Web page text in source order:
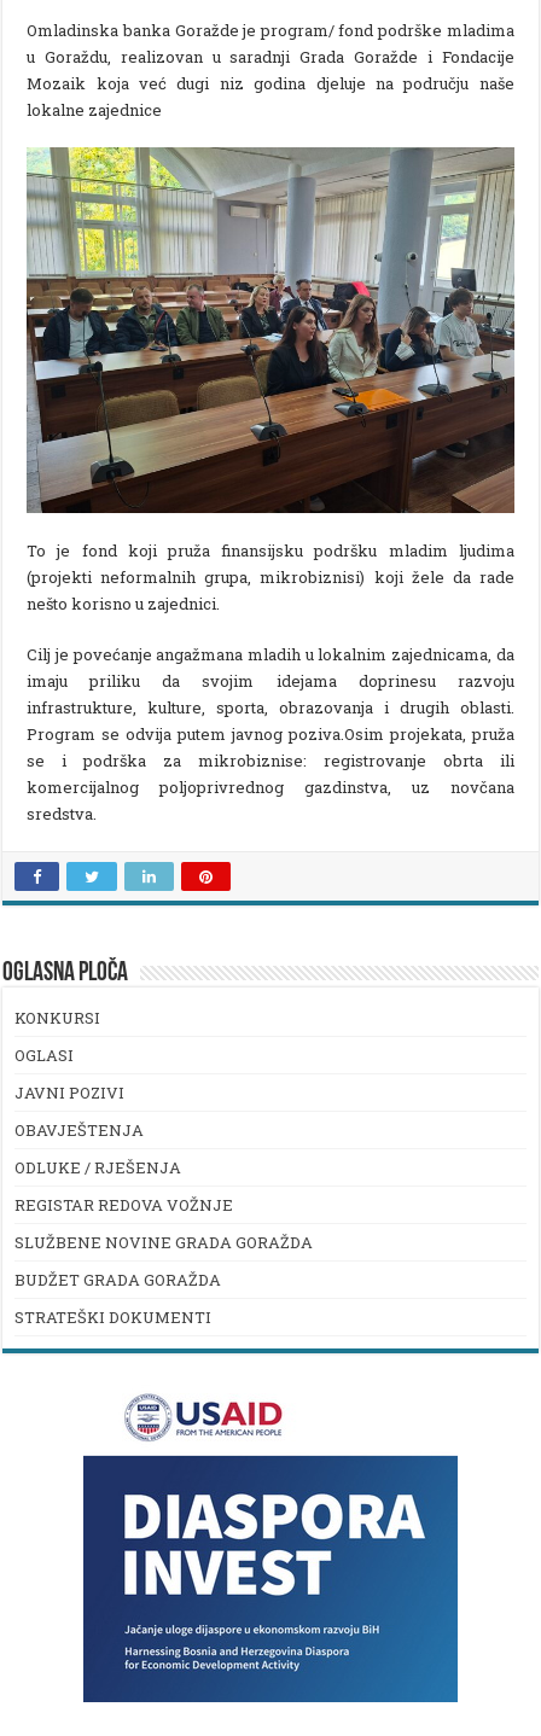
Omladinska banka Goražde je program/ fond podrške mladima
u Goraždu, realizovan u saradnji Grada Goražde i Fondacije
Mozaik koja već dugi niz godina djeluje na području naše
lokalne zajednice
To je fond koji pruža finansijsku podršku mladim ljudima
(projekti neformalnih grupa, mikrobiznisi) koji žele da rade
nešto korisno u zajednici.
Cilj je povećanje angažmana mladih u lokalnim zajednicama, da
imaju priliku da svojim idejama doprinesu razvoju
infrastrukture, kulture, sporta, obrazovanja i drugih oblasti.
Program se odvija putem javnog poziva.Osim projekata, pruža
se i podrška za mikrobiznise: registrovanje obrta ili
komercijalnog poljoprivrednog gazdinstva, uz novčana
sredstva.
OGLASNA PLOČA
KONKURSI
OGLASI
JAVNI POZIVI
OBAVJEŠTENJA
ODLUKE / RJEŠENJA
REGISTAR REDOVA VOŽNJE
SLUŽBENE NOVINE GRADA GORAŽDA
BUDŽET GRADA GORAŽDA
STRATEŠKI DOKUMENTI